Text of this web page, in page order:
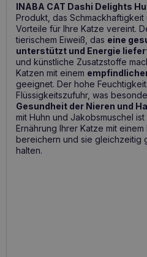
INABA CAT Dashi Delights
Produkt, das
Vorteile für Ihre Katze vereint.
tierischem Eiweiß, das eine
unterstützt und Energie
und künstliche Zusatzstoffe
Katzen mit einem
geeignet. Der hohe
Flüssigkeitszufuhr, was
Gesundheit der Nieren und
mit Huhn und Jakobsmuschel
Ernährung Ihrer Katze mit
bereichern und sie gleichzeitig
halten.